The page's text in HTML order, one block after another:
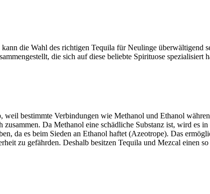
die Wahl des richtigen Tequila für Neulinge überwältigend
die sich auf diese beliebte Spirituose spezialisiert
bestimmte Verbindungen wie Methanol und Ethanol
Da Methanol eine schädliche Substanz ist, wird es
da es beim Sieden an Ethanol haftet (Azeotrope). Das
zu gefährden. Deshalb besitzen Tequila und Mezcal einen